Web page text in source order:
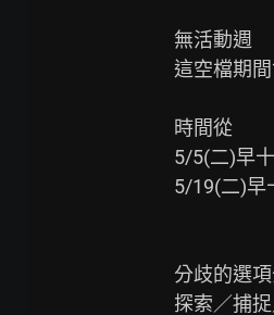
無活動週
這空檔期
時間從
5/5(二)早
5/19(二)早
分歧的選項
探索／捕